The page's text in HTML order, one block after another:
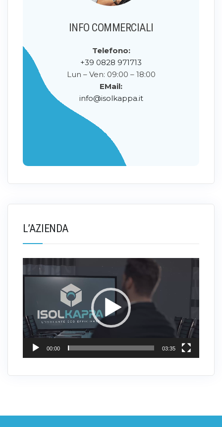
INFO COMMERCIALI
Telefono:
+39 0828 971713
Lun – Ven: 09:00 – 18:00
EMail:
info@isolkappa.it
L’AZIENDA
Video
Player
00:00 03:35